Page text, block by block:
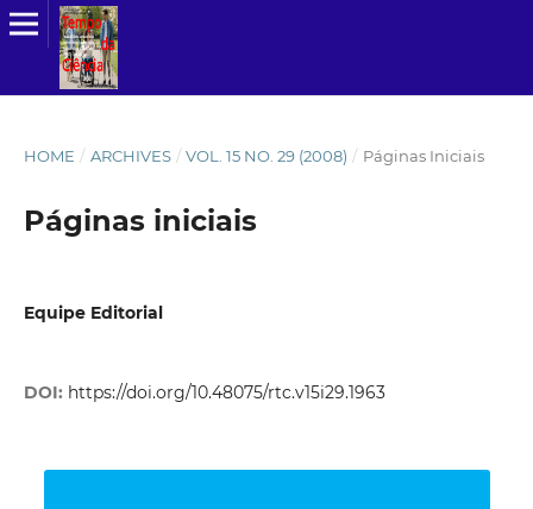
HOME / ARCHIVES / VOL. 15 NO. 29 (2008) / Páginas Iniciais
Páginas iniciais
Equipe Editorial
DOI: https://doi.org/10.48075/rtc.v15i29.1963